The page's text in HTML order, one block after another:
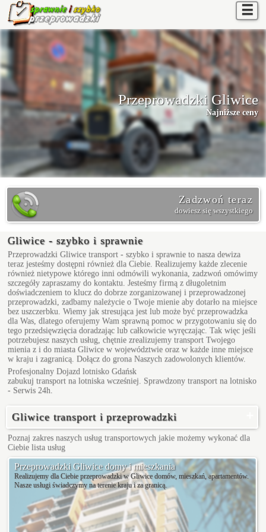
☰
Przeprowadzki Gliwice
Najniższe ceny
Zadzwoń teraz
dowiesz się wszystkiego
Gliwice - szybko i sprawnie
Przeprowadzki Gliwicetransport - szybko i sprawnie to nasza dewiza
teraz jesteśmy dostępni również dla Ciebie. Realizujemy każde zlecenie
również nietypowe którego inni odmówili wykonania, zadzwoń omówimy
szczegóły zapraszamy do kontaktu. Jesteśmy firmą z długoletnim
doświadczeniem to klucz do dobrze zorganizowanej i przeprowadzonej
przeprowadzki, zadbamy należycie o Twoje mienie aby dotarło na miejsce
bez uszczerbku. Wiemy jak stresująca jest lub może być przeprowadzka
dla Was, dlatego oferujemy Wam sprawną pomoc w przygotowaniu się do
tego przedsięwzięcia doradzając lub całkowicie wyręczając. Tak więc jeśli
potrzebujesz naszych usług, chętnie zrealizujemy transport Twojego
mienia z i do miasta Gliwice w województwie oraz w każde inne miejsce
w kraju i zagranicą. Dołącz do grona Naszych zadowolonych klientów.
Profesjonalny Dojazd lotnisko Gdańsk
zabukuj transport na lotniska wcześniej. Sprawdzony transport na lotnisko
- Serwis 24h.
Gliwice transport i przeprowadzki
Długa
Poznaj zakres naszych usług transportowych jakie możemy wykonać dla
Ciebie lista usług
Przeprowadzki Gliwice domy i mieszkania
Realizujemy dla Ciebie przeprowadzki w Gliwice domów, mieszkań, apartamentów.
Nasze usługi świadczymy na terenie kraju i za granicą.